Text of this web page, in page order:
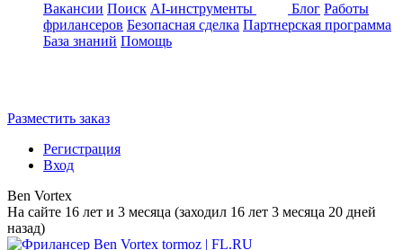
Вакансии Поиск AI-инструменты Блог Работы
фрилансеров Безопасная сделка Партнерская программа
База знаний Помощь
Разместить заказ
Регистрация
Вход
Ben Vortex
На сайте 16 лет и 3 месяца (заходил 16 лет 3 месяца 20 дней
назад)